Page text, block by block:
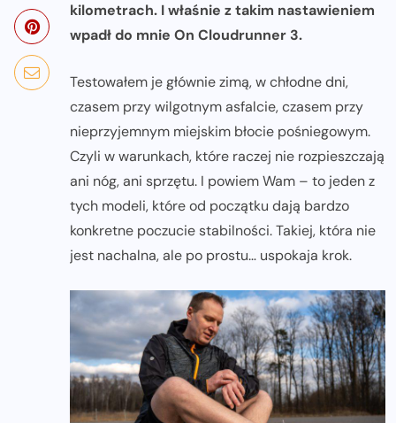
kilometrach. I właśnie z takim nastawieniem
wpadł do mnie On Cloudrunner 3.
Testowałem je głównie zimą, w chłodne dni,
czasem przy wilgotnym asfalcie, czasem przy
nieprzyjemnym miejskim błocie pośniegowym.
Czyli w warunkach, które raczej nie rozpieszczają
ani nóg, ani sprzętu. I powiem Wam – to jeden z
tych modeli, które od początku dają bardzo
konkretne poczucie stabilności. Takiej, która nie
jest nachalna, ale po prostu… uspokaja krok.